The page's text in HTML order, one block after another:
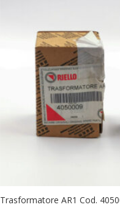
Trasformatore AR1 Cod.